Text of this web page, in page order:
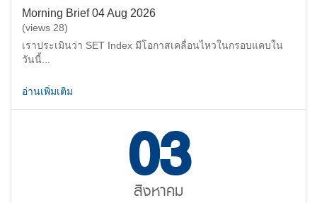
Morning Brief 04 Aug 2026
(views 28)
เราประเมินว่า SET Index มีโอกาสเคลื่อนไหวในกรอบแคบใน
วันนี้...
อ่านเพิ่มเติม
03
สิงหาคม